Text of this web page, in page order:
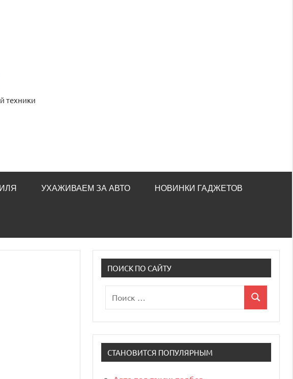
техники
УХАЖИВАЕМ ЗА АВТО НОВИНКИ ГАДЖЕТОВ
ПОИСК ПО САЙТУ
для:
Поиск
СТАНОВИТСЯ ПОПУЛЯРНЫМ